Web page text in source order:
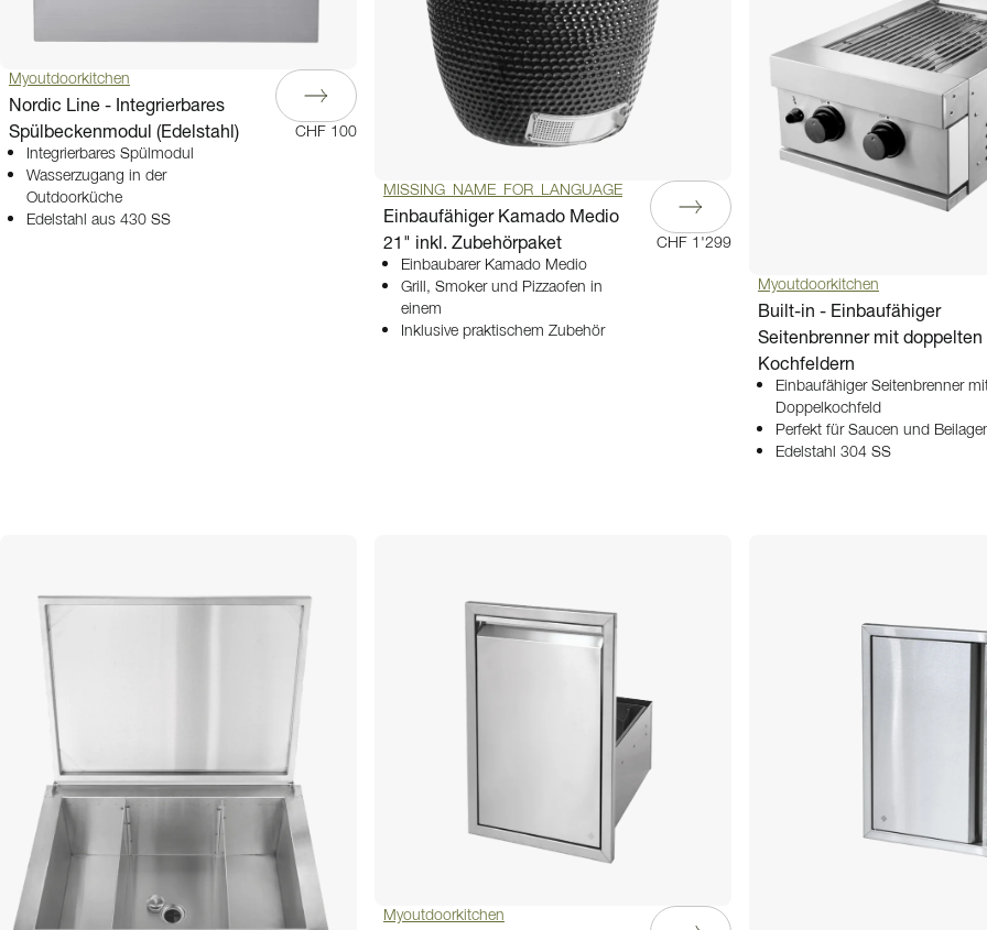
Myoutdoorkitchen
Nordic Line - Integrierbares
Spülbeckenmodul (Edelstahl)
Integrierbares Spülmodul
Wasserzugang in der
Outdoorküche
Edelstahl aus 430 SS
CHF 100
MISSING_NAME_FOR_LANGUAGE
Einbaufähiger Kamado Medio
21" inkl. Zubehörpaket
Einbaubarer Kamado Medio
Grill, Smoker und Pizzaofen in
einem
Inklusive praktischem Zubehör
CHF 1'299
Myoutdoorkitchen
Built-in - Einbaufähiger
Seitenbrenner mit doppelten
Kochfeldern
Einbaufähiger Seitenbrenner
Doppelkochfeld
Perfekt für Saucen und
Edelstahl 304 SS
Myoutdoorkitchen